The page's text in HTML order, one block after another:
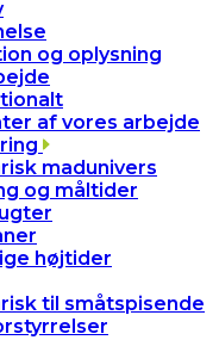
og oplysning
af vores arbejde
madunivers
og måltider
højtider
til småtspisende